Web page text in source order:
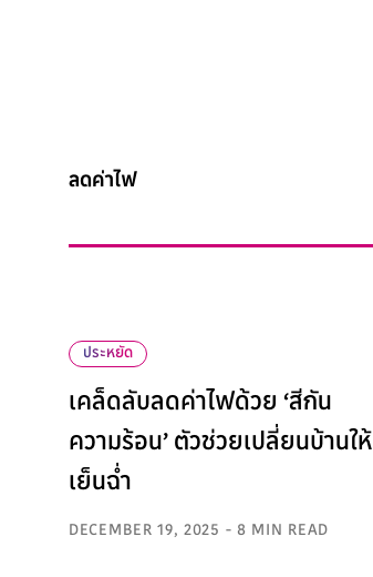
ลดค่าไฟ
ประหยัด
เคล็ดลับลดค่าไฟด้วย ‘สีกัน
ความร้อน’ ตัวช่วยเปลี่ยนบ้านให้
เย็นฉ่ำ
DECEMBER 19, 2025 - 8 MIN READ